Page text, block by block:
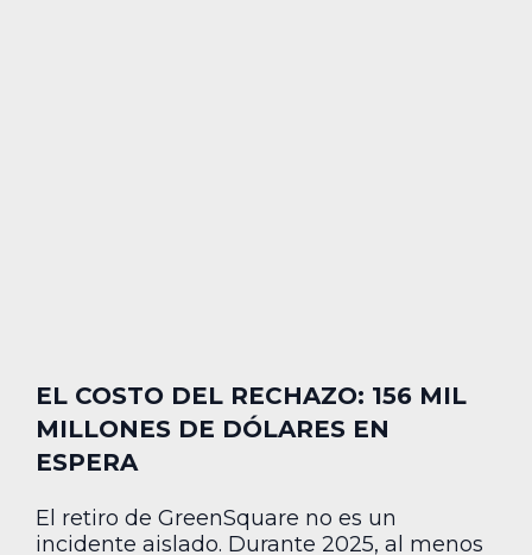
EL COSTO DEL RECHAZO: 156 MIL
MILLONES DE DÓLARES EN
ESPERA
El retiro de GreenSquare no es un
incidente aislado. Durante 2025, al menos